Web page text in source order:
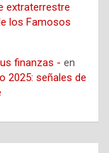
extraterrestre
los Famosos
finanzas - en
2025: señales de